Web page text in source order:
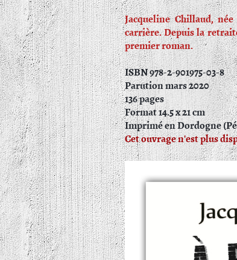
Jacqueline Chillaud,
carrière. Depuis la
premier roman.
ISBN 978-2-901975-03-8
Parution mars 2020
136 pages
Format 14.5 x 21 cm
Imprimé en Dordogne
Cet ouvrage n'est plus